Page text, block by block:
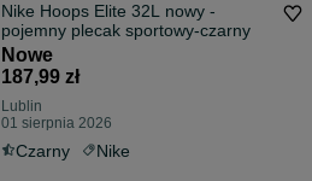
Nike Hoops Elite 32L nowy -
pojemny plecak sportowy-czarny
Nowe
187,99 zł
Lublin
01 sierpnia 2026
Czarny Nike